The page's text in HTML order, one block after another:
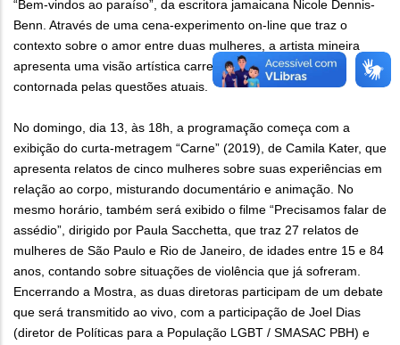
“Bem-vindos ao paraíso”, da escritora jamaicana Nicole Dennis-
Benn. Através de uma cena-experimento on-line que traz o
contexto sobre o amor entre duas mulheres, a artista mineira
apresenta uma visão artística carregada de sarcasmo e
contornada pelas questões atuais.
No domingo, dia 13, às 18h, a programação começa com a
exibição do curta-metragem “Carne” (2019), de Camila Kater, que
apresenta relatos de cinco mulheres sobre suas experiências em
relação ao corpo, misturando documentário e animação. No
mesmo horário, também será exibido o filme “Precisamos falar de
assédio”, dirigido por Paula Sacchetta, que traz 27 relatos de
mulheres de São Paulo e Rio de Janeiro, de idades entre 15 e 84
anos, contando sobre situações de violência que já sofreram.
Encerrando a Mostra, as duas diretoras participam de um debate
que será transmitido ao vivo, com a participação de Joel Dias
(diretor de Políticas para a População LGBT / SMASAC PBH) e